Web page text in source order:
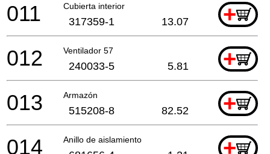
Cubierta interior +
011 317359-1 13.07
Ventilador 57 +
012 240033-5 5.81
Armazón +
013 515208-8 82.52
Anillo de aislamiento +
014